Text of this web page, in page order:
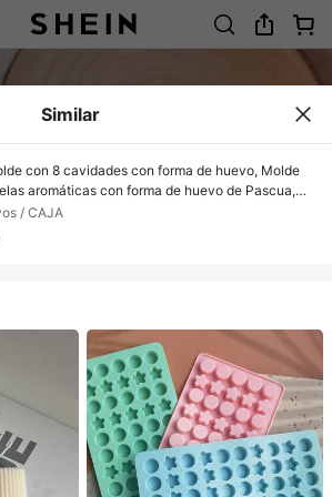
Similar
con 8 cavidades con forma de huevo, Molde
aromáticas con forma de huevo de Pascua,
regalo para el hogar en festivales,
epoxi para manualidades, Molde de yeso
artística
/ CAJA